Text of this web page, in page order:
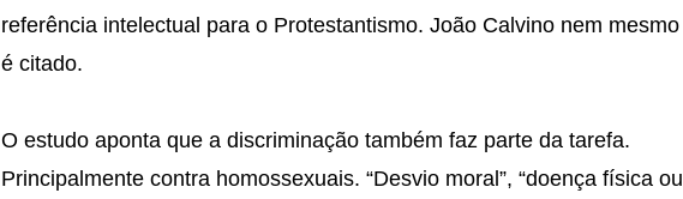
referência intelectual para o Protestantismo. João Calvino nem mesmo
é citado.
O estudo aponta que a discriminação também faz parte da tarefa.
Principalmente contra homossexuais. “Desvio moral”, “doença física ou